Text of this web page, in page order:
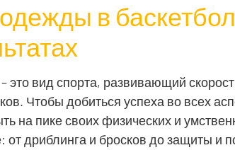
в
это вид спорта, развивающий
Чтобы добиться успеха во всех
на пике своих физических и
от дриблинга и бросков до защиты и